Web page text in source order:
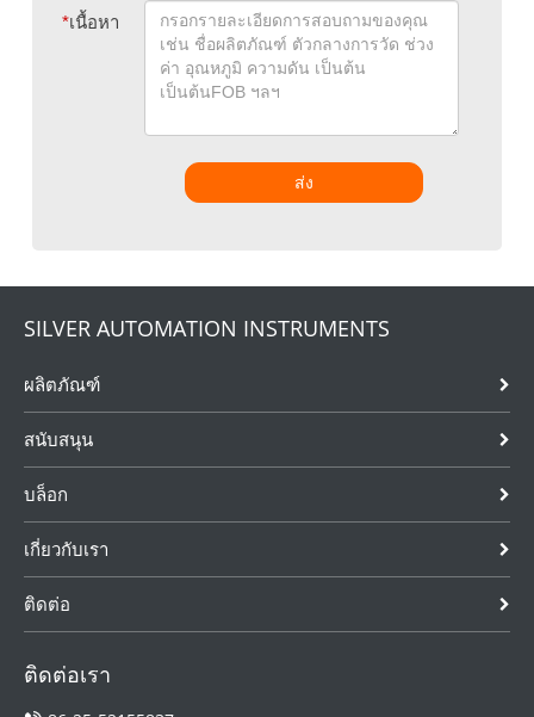
*เนื้อหา
ส่ง
SILVER AUTOMATION INSTRUMENTS
ผลิตภัณฑ์
สนับสนุน
บล็อก
เกี่ยวกับเรา
ติดต่อ
ติดต่อเรา